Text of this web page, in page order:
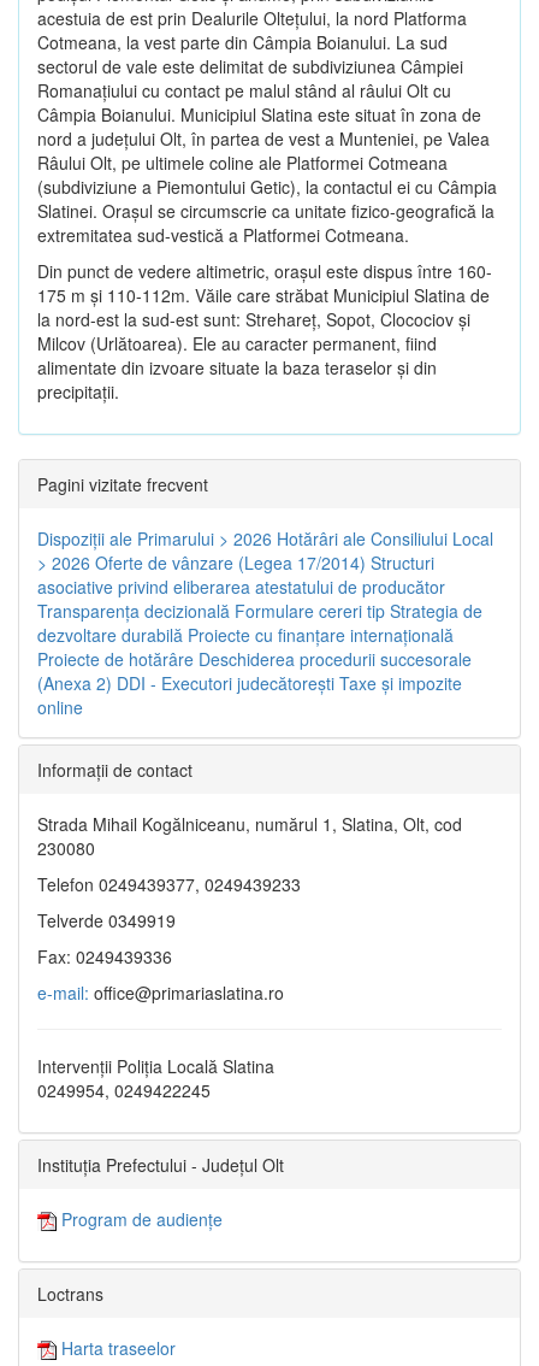
acestuia de est prin Dealurile Olteţului, la nord Platforma
Cotmeana, la vest parte din Câmpia Boianului. La sud
sectorul de vale este delimitat de subdiviziunea Câmpiei
Romanaţiului cu contact pe malul stând al râului Olt cu
Câmpia Boianului. Municipiul Slatina este situat în zona de
nord a judeţului Olt, în partea de vest a Munteniei, pe Valea
Râului Olt, pe ultimele coline ale Platformei Cotmeana
(subdiviziune a Piemontului Getic), la contactul ei cu Câmpia
Slatinei. Oraşul se circumscrie ca unitate fizico-geografică la
extremitatea sud-vestică a Platformei Cotmeana.
Din punct de vedere altimetric, oraşul este dispus între 160-
175 m şi 110-112m. Văile care străbat Municipiul Slatina de
la nord-est la sud-est sunt: Strehareţ, Sopot, Clocociov şi
Milcov (Urlătoarea). Ele au caracter permanent, fiind
alimentate din izvoare situate la baza teraselor şi din
precipitaţii.
Pagini vizitate frecvent
Dispoziţii ale Primarului > 2026 Hotărâri ale Consiliului Local
> 2026 Oferte de vânzare (Legea 17/2014) Structuri
asociative privind eliberarea atestatului de producător
Transparenţa decizională Formulare cereri tip Strategia de
dezvoltare durabilă Proiecte cu finanţare internaţională
Proiecte de hotărâre Deschiderea procedurii succesorale
(Anexa 2) DDI - Executori judecătorești Taxe şi impozite
online
Informaţii de contact
Strada Mihail Kogălniceanu, numărul 1, Slatina, Olt, cod
230080
Telefon 0249439377, 0249439233
Telverde 0349919
Fax: 0249439336
e-mail: office@primariaslatina.ro
Intervenții Poliția Locală Slatina
0249954, 0249422245
Instituția Prefectului - Județul Olt
Program de audiențe
Loctrans
Harta traseelor